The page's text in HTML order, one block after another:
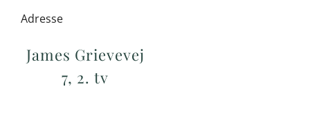
Adresse
James Grievevej
7, 2. tv